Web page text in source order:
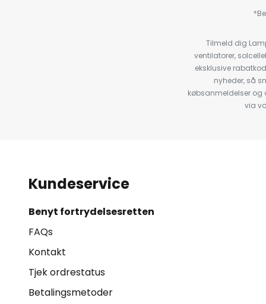
Tilmeld dig
ventilatorer,
eksklusive
nyheder, så
købsanmeldelser og
via
Kundeservice
Benyt fortrydelsesretten
FAQs
Kontakt
Tjek ordrestatus
Betalingsmetoder